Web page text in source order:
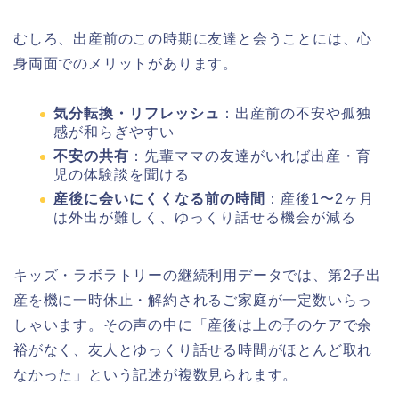
むしろ、出産前のこの時期に友達と会うことには、心
身両面でのメリットがあります。
気分転換・リフレッシュ ：出産前の不安や孤独
感が和らぎやすい
不安の共有 ：先輩ママの友達がいれば出産・育
児の体験談を聞ける
産後に会いにくくなる前の時間 ：産後1〜2ヶ月
は外出が難しく、ゆっくり話せる機会が減る
キッズ・ラボラトリーの継続利用データでは、第2子出
産を機に一時休止・解約されるご家庭が一定数いらっ
しゃいます。その声の中に「産後は上の子のケアで余
裕がなく、友人とゆっくり話せる時間がほとんど取れ
なかった」という記述が複数見られます。